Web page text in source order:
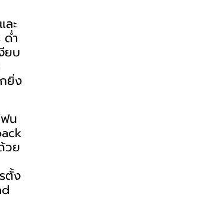
ะ
ด่ำ
ยบ
ยิ่ง
น
วย
ตั้ง